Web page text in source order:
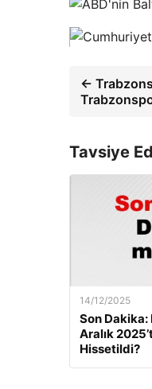
←
Tavsiye
14/12/2025
Son Dakika:
Aralık
Hissetildi?